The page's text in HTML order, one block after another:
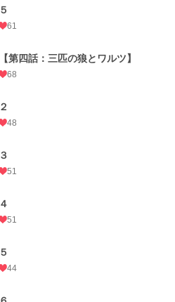
５
61
【第四話：三匹の狼とワルツ】
68
２
48
３
51
４
51
５
44